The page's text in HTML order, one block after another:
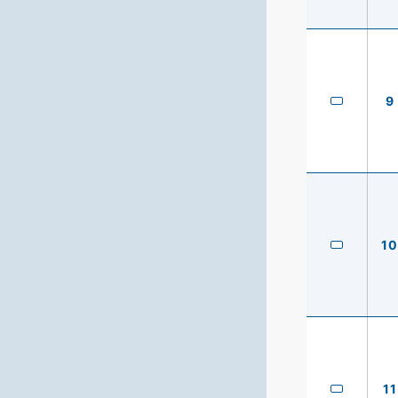
9
10
11